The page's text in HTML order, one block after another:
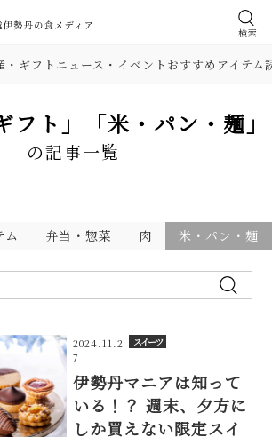
検索
・ギフト ニュース・イベントおすすめアイテム
フト」「米・パン・麺」
の記事一覧
ム 弁当・惣菜 肉 米・パン・麺
2024.11.2
7
スイーツ
伊勢丹マニアは知って
いる！？ 週末、夕方に
しか買えない限定スイ